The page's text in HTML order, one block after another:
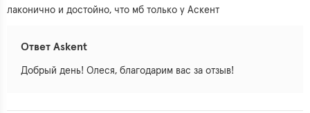
лаконично и достойно, что мб только у Аскент
Ответ Askent
Добрый день! Олеся, благодарим вас за отзыв!